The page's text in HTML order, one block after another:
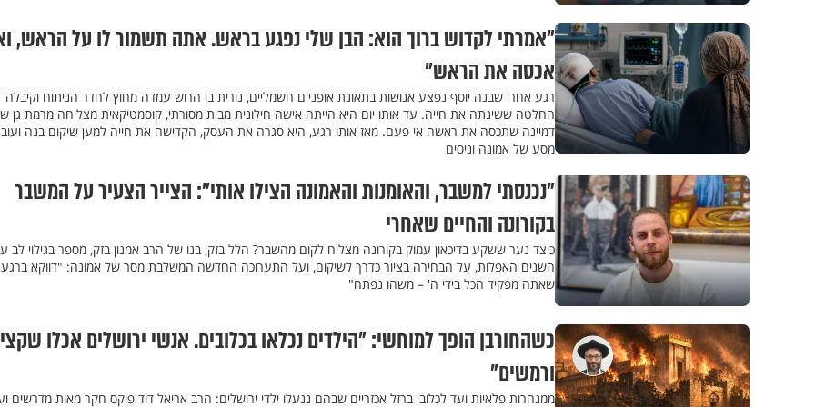
"אמרתי לקדוש ברוך הוא: הבן שלי נפגע בראש. אתה תשמור לו על הראש,
אכסה את הראש"
רגע אחרי שבנה יוסף נפצע אנושות בתאונת אופניים חשמליים, נורית בן הרוש עמדה מחוץ לחדר הניתוח וקיבלה
החלטה ששינתה את חייה. עד אותו יום היא הייתה אישה חילונית מבית מסורתי, קוסמטיקאית מצליחה מרמת גן
דמיינה שתכסה את ראשה אי פעם. מאז אותו רגע, היא סגרה את העסק, הקדישה את חייה למען שיקום בנה
מסע של אמונה וניסים
"נכנסתי למשבר, והאומנות והאמונה הצילו אותי": הצייר הצעיר על המשבר
בקורונה והחיים שאחרי
כיצד נער ששקע בדיכאון עמוק בקורונה מצליח לקום מהשבר? הלל בזק, בנו של הרב אמנון בזק, מספר בגילוי לב
השנים האפלות, על הבחירה בציור כדרך לשיקום, ועל התערוכה החדשה המשלבת מסר של אמונה: "דווקא ברגע
שאתה מפקיד הכל בידי ה' – משהו נפתח"
כשהחורבן הופך למוחשי: "הילדים נכלאו בכלובים. אנשי ירושלים אכלו
ורמשים"
ממנהרות פלאיות ועד לכלובי ברזל אכזריים שבהם ננעלו ילדי ירושלים: הרב אריאל דוד פוקס חקר מאות מדרשים